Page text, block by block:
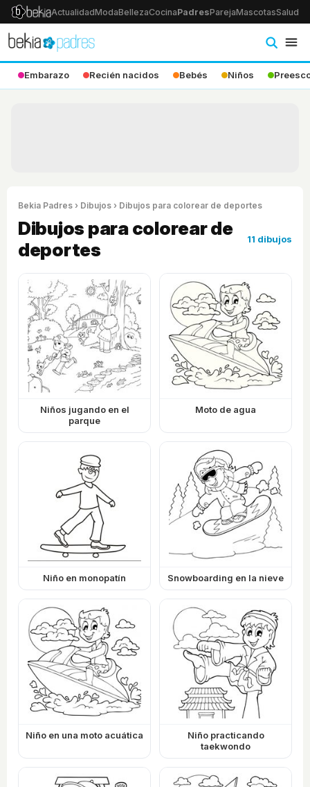
ActualidadModaBellezaCocinaPadresParejaMascotasSalud
Embarazo Recién nacidos Bebés Niños
Bekia Padres › Dibujos › Dibujos para colorear de deportes
Dibujos para colorear de
deportes
11 dibujos
Niños jugando en el
parque
Moto de agua
Niño en monopatín Snowboarding en la nieve
Niño en una moto acuática
Niño practicando
taekwondo